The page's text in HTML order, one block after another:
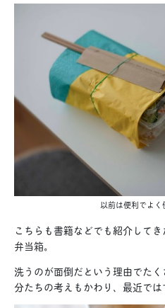
以前は便利でよく
こちらも書籍などでも紹介して
弁当箱。
洗うのが面倒だという理由でた
分たちの考えもかわり、最近では